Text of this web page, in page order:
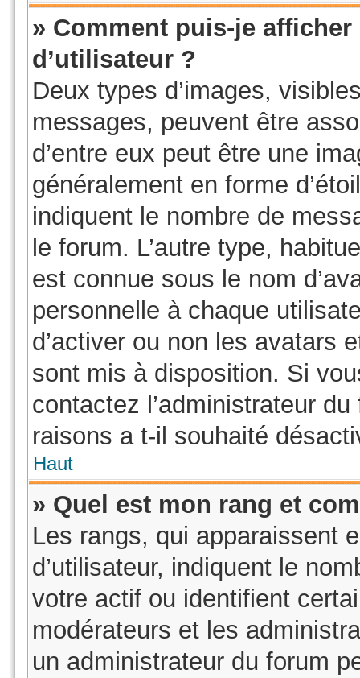
» Comment puis-je
d’utilisateur ?
Deux types d’images,
messages, peuvent être
d’entre eux peut être une
généralement en forme
indiquent le nombre de
le forum. L’autre type,
est connue sous le nom
personnelle à chaque
d’activer ou non les avatars
sont mis à disposition. Si
contactez l’administrateur
raisons a t-il souhaité
Haut
» Quel est mon rang et
Les rangs, qui apparaissent
d’utilisateur, indiquent le
votre actif ou identifient
modérateurs et les
un administrateur du forum